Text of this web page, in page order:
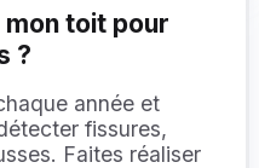
toit pour
?
année et
fissures,
Faites réaliser